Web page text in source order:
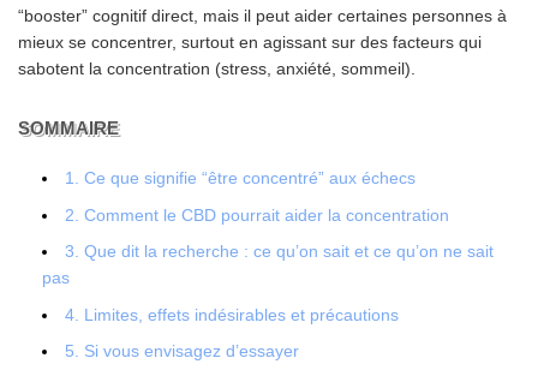
“booster” cognitif direct, mais il peut aider certaines personnes à
mieux se concentrer, surtout en agissant sur des facteurs qui
sabotent la concentration (stress, anxiété, sommeil).
SOMMAIRE
1. Ce que signifie “être concentré” aux échecs
2. Comment le CBD pourrait aider la concentration
3. Que dit la recherche : ce qu’on sait et ce qu’on ne sait
pas
4. Limites, effets indésirables et précautions
5. Si vous envisagez d’essayer